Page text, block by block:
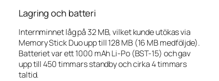
Lagring och batteri
Internminnet låg på 32 MB, vilket kunde utökas via
Memory Stick Duo upp till 128 MB (16 MB medföljde).
Batteriet var ett 1000 mAh Li-Po (BST-15) och gav
upp till 450 timmars standby och cirka 4 timmars
taltid.